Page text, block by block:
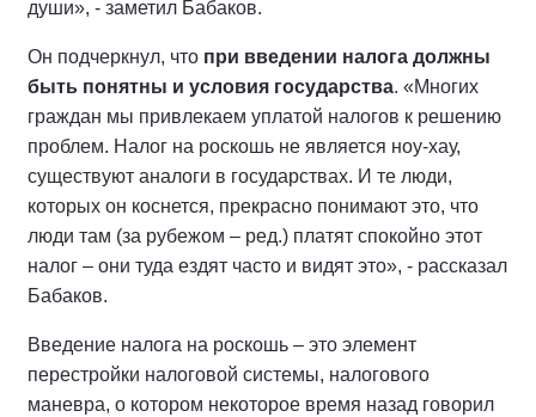
души», - заметил Бабаков.
Он подчеркнул, что при введении налога должны
быть понятны и условия государства. «Многих
граждан мы привлекаем уплатой налогов к решению
проблем. Налог на роскошь не является ноу-хау,
существуют аналоги в государствах. И те люди,
которых он коснется, прекрасно понимают это, что
люди там (за рубежом – ред.) платят спокойно этот
налог – они туда ездят часто и видят это», - рассказал
Бабаков.
Введение налога на роскошь – это элемент
перестройки налоговой системы, налогового
маневра, о котором некоторое время назад говорил